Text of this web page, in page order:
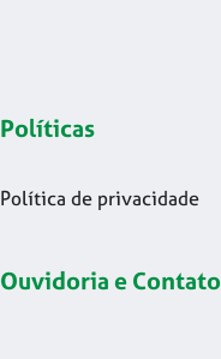
Políticas
Política de privacidade
Ouvidoria e Contato